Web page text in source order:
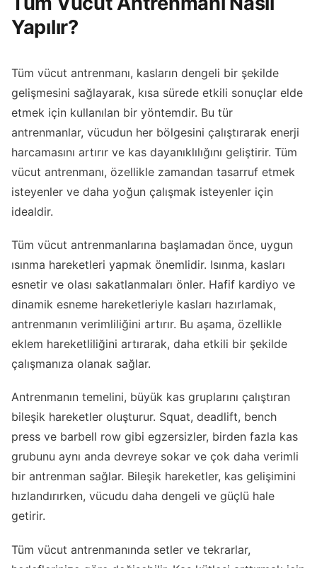
Yapılır?
Tüm vücut antrenmanı, kasların dengeli bir şekilde
gelişmesini sağlayarak, kısa sürede etkili sonuçlar elde
etmek için kullanılan bir yöntemdir. Bu tür
antrenmanlar, vücudun her bölgesini çalıştırarak enerji
harcamasını artırır ve kas dayanıklılığını geliştirir. Tüm
vücut antrenmanı, özellikle zamandan tasarruf etmek
isteyenler ve daha yoğun çalışmak isteyenler için
idealdir.
Tüm vücut antrenmanlarına başlamadan önce, uygun
ısınma hareketleri yapmak önemlidir. Isınma, kasları
esnetir ve olası sakatlanmaları önler. Hafif kardiyo ve
dinamik esneme hareketleriyle kasları hazırlamak,
antrenmanın verimliliğini artırır. Bu aşama, özellikle
eklem hareketliliğini artırarak, daha etkili bir şekilde
çalışmanıza olanak sağlar.
Antrenmanın temelini, büyük kas gruplarını çalıştıran
bileşik hareketler oluşturur. Squat, deadlift, bench
press ve barbell row gibi egzersizler, birden fazla kas
grubunu aynı anda devreye sokar ve çok daha verimli
bir antrenman sağlar. Bileşik hareketler, kas gelişimini
hızlandırırken, vücudu daha dengeli ve güçlü hale
getirir.
Tüm vücut antrenmanında setler ve tekrarlar,